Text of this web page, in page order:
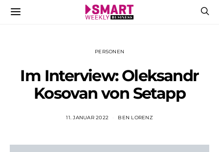
PERSONEN
Im Interview: Oleksandr
Kosovan von Setapp
11. JANUAR 2022 BEN LORENZ